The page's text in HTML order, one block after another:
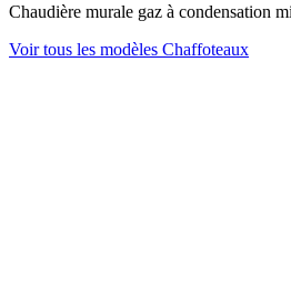
Chaudière murale gaz à condensation
Voir tous les modèles Chaffoteaux